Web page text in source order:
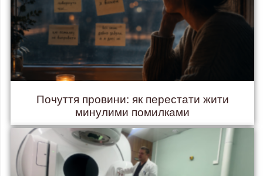
Почуття провини: як перестати жити
минулими помилками